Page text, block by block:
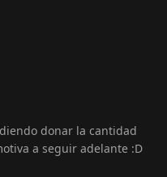
donar la cantidad
a seguir adelante :D